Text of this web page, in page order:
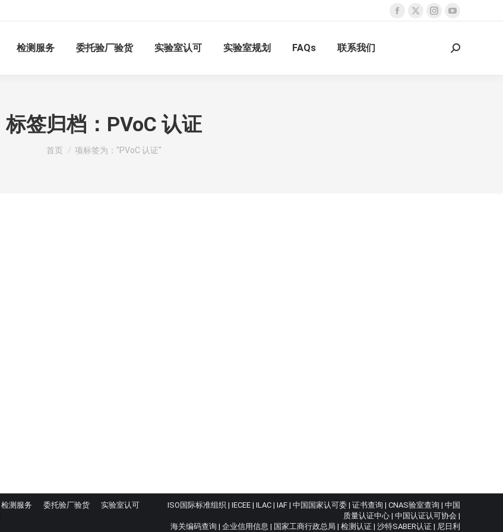
Facebook
X
Instagram
opens
YouTube
opens
检测服务 委托验厂验货 实验室认可 实验室规划 FAQs 联系我们 Search:
标签归档： PVoC 认证
您在这里：
首页 项标签为："PVoC 认证"
检测服务 委托验厂验货
实验室认可
ISO国际标准组织 | IECEE | ILAC | IAF | 中国国家认可委 | 证书查询 | CNAS验室查询 | 中国
质量认证中心 | 中国认证认可协会 |
海关编码查询 | 企业信用信息 | 国家工商行政总局 | 检测认证 | 沙特SABER认证 | 尼日利